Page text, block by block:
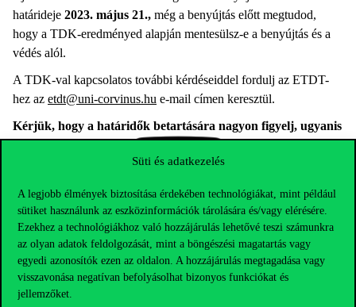
Süti és adatkezelés
A legjobb élmények biztosítása érdekében technológiákat, mint például
sütiket használunk az eszközinformációk tárolására és/vagy elérésére.
Ezekhez a technológiákhoz való hozzájárulás lehetővé teszi számunkra
az olyan adatok feldolgozását, mint a böngészési magatartás vagy
egyedi azonosítók ezen az oldalon. A hozzájárulás megtagadása vagy
visszavonása negatívan befolyásolhat bizonyos funkciókat és
jellemzőket.
határideje 2023. május 21., még a benyújtás előtt megtudod,
hogy a TDK-eredményed alapján mentesülsz-e a benyújtás és a
védés alól.
A TDK-val kapcsolatos további kérdéseiddel fordulj az ETDT-
hez az etdt@uni-corvinus.hu e-mail címen keresztül.
Kérjük, hogy a határidők betartására nagyon figyelj, ugyanis